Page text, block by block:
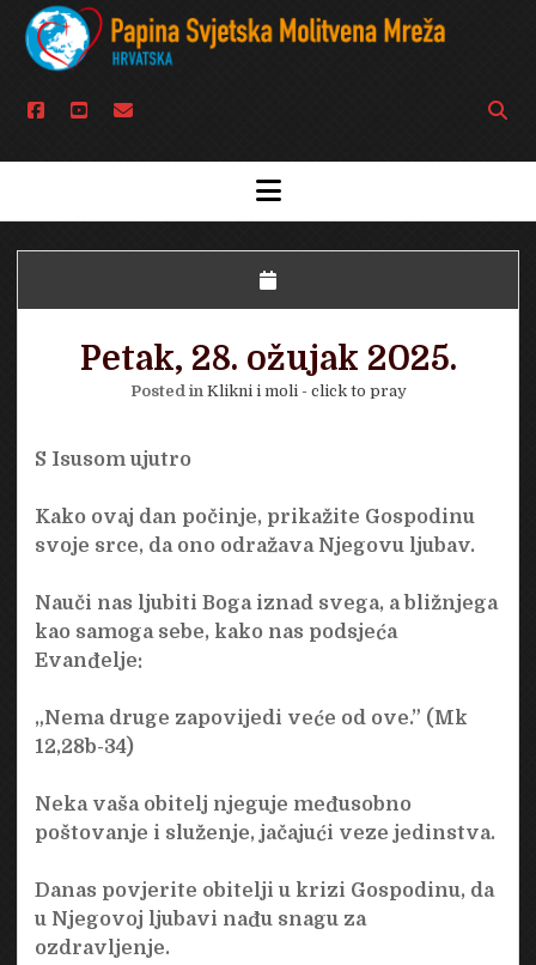
facebook
youtubeemail
Open
bar
open
menu
Petak, 28. ožujak 2025.
Posted in Klikni i moli - click to pray
S Isusom ujutro
Kako ovaj dan počinje, prikažite Gospodinu
svoje srce, da ono odražava Njegovu ljubav.
Nauči nas ljubiti Boga iznad svega, a bližnjega
kao samoga sebe, kako nas podsjeća
Evanđelje:
„Nema druge zapovijedi veće od ove.” (Mk
12,28b-34)
Neka vaša obitelj njeguje međusobno
poštovanje i služenje, jačajući veze jedinstva.
Danas povjerite obitelji u krizi Gospodinu, da
u Njegovoj ljubavi nađu snagu za
ozdravljenje.